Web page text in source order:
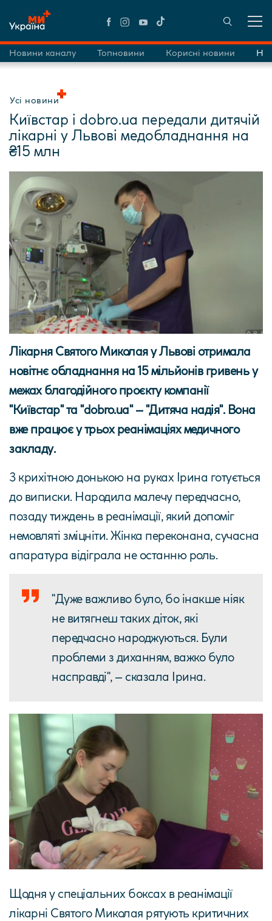
Новини каналу Топновини Корисні новини
Київстар і dobro.ua передали дитячій
лікарні у Львові медобладнання на
₴15 млн
Усі новини
Лікарня Святого Миколая у Львові отримала
новітнє обладнання на 15 мільйонів гривень у
межах благодійного проєкту компанії
"Київстар" та "dobro.ua" – "Дитяча надія". Вона
вже працює у трьох реанімаціях медичного
закладу.
З крихітною донькою на руках Ірина готується
до виписки. Народила малечу передчасно,
позаду тиждень в реанімації, який допоміг
немовляті зміцніти. Жінка переконана, сучасна
апаратура відіграла не останню роль.
"Дуже важливо було, бо інакше ніяк
не витягнеш таких діток, які
передчасно народжуються. Були
проблеми з диханням, важко було
насправді", – сказала Ірина.
Щодня у спеціальних боксах в реанімації
лікарні Святого Миколая рятують критичних